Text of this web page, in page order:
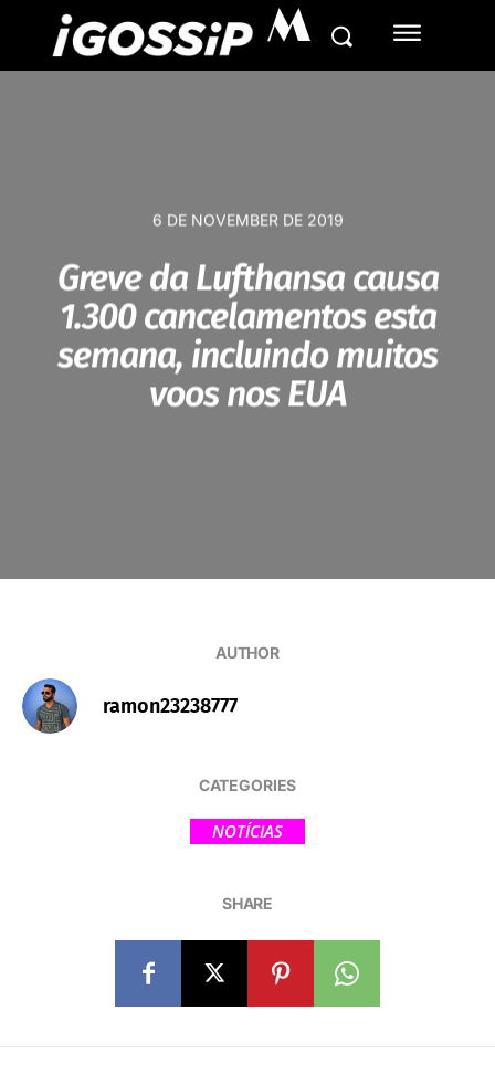
M
6 DE NOVEMBER DE 2019
Greve da Lufthansa causa
1.300 cancelamentos esta
semana, incluindo muitos
voos nos EUA
AUTHOR
ramon23238777
CATEGORIES
NOTÍCIAS
SHARE